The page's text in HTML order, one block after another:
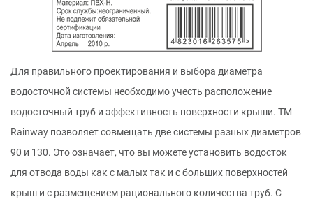
Для правильного проектирования и выбора диаметра
водосточной системы необходимо учесть расположение
водосточный труб и эффективность поверхности крыши. ТМ
Rainway позволяет совмещать две системы разных диаметров
90 и 130. Это означает, что вы можете установить водосток
для отвода воды как с малых так и с больших поверхностей
крыш и с размещением рационального количества труб. С